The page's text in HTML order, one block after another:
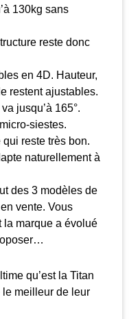
130kg sans
reste donc
en 4D. Hauteur,
restent ajustables.
jusqu’à 165°.
siestes.
reste très bon.
naturellement à
des 3 modèles de
vente. Vous
la marque a évolué
qu’est la Titan
meilleur de leur